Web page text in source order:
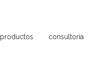
productos consultoría